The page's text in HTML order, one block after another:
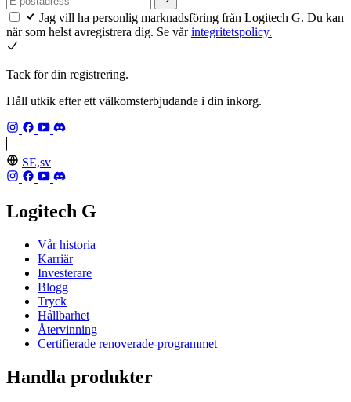
Jag vill ha personlig marknadsföring från Logitech G. Du kan
när som helst avregistrera dig. Se vårintegritetspolicy.
Tack för din registrering.
Håll utkik efter ett välkomsterbjudande i din inkorg.
SE,sv
Logitech G
Vår historia
Karriär
Investerare
Blogg
Tryck
Hållbarhet
Återvinning
Certifierade renoverade-programmet
Handla produkter